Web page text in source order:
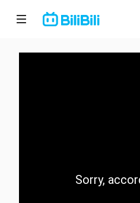
Trang chủ
Sorry,